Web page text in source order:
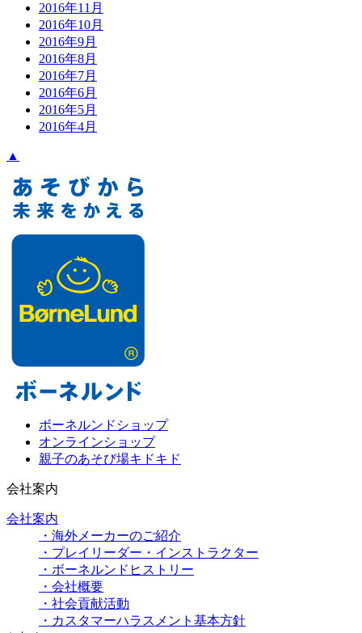
2016年11月
2016年10月
2016年9月
2016年8月
2016年7月
2016年6月
2016年5月
2016年4月
▲
ボーネルンドショップ
オンラインショップ
親子のあそび場キドキド
会社案内
会社案内
・海外メーカーのご紹介
・プレイリーダー・インストラクター
・ボーネルンドヒストリー
・会社概要
・社会貢献活動
・カスタマーハラスメント基本方針